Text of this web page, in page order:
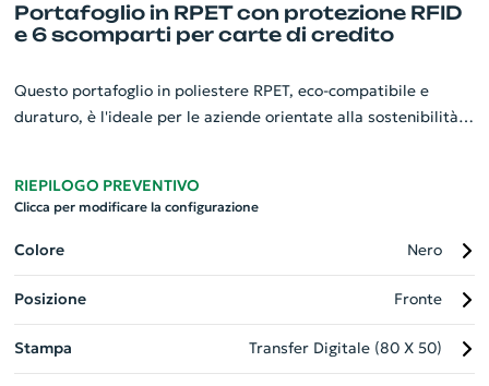
Portafoglio in RPET con protezione RFID
e 6 scomparti per carte di credito
Questo portafoglio in poliestere RPET, eco-compatibile e
duraturo, è l'ideale per le aziende orientate alla sostenibilità.
pratici scomparti per carte di credito, perfetti per organizzare
110×86×13 mm, rientra comodamente in qualsiasi tasca o
borsa. Porta con te questo gadget aziendale personalizzato
per una soluzione di portafoglio efficiente e protetta.
RIEPILOGO PREVENTIVO
Clicca per modificare la configurazione
Colore Nero
Posizione Fronte
Stampa Transfer Digitale (80 X 50)